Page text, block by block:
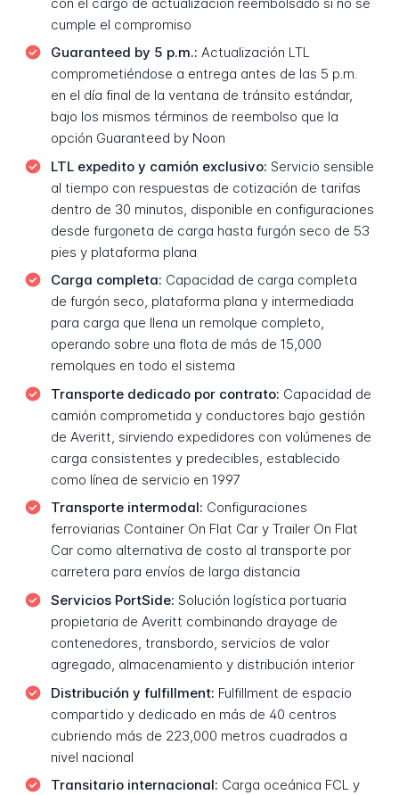
cumple el compromiso
Guaranteed by 5 p.m.: Actualización LTL
comprometiéndose a entrega antes de las 5 p.m.
en el día final de la ventana de tránsito estándar,
bajo los mismos términos de reembolso que la
opción Guaranteed by Noon
LTL expedito y camión exclusivo: Servicio sensible
al tiempo con respuestas de cotización de tarifas
dentro de 30 minutos, disponible en configuraciones
desde furgoneta de carga hasta furgón seco de 53
pies y plataforma plana
Carga completa: Capacidad de carga completa
de furgón seco, plataforma plana y intermediada
para carga que llena un remolque completo,
operando sobre una flota de más de 15,000
remolques en todo el sistema
Transporte dedicado por contrato: Capacidad de
camión comprometida y conductores bajo gestión
de Averitt, sirviendo expedidores con volúmenes de
carga consistentes y predecibles, establecido
como línea de servicio en 1997
Transporte intermodal: Configuraciones
ferroviarias Container On Flat Car y Trailer On Flat
Car como alternativa de costo al transporte por
carretera para envíos de larga distancia
Servicios PortSide: Solución logística portuaria
propietaria de Averitt combinando drayage de
contenedores, transbordo, servicios de valor
agregado, almacenamiento y distribución interior
Distribución y fulfillment: Fulfillment de espacio
compartido y dedicado en más de 40 centros
cubriendo más de 223,000 metros cuadrados a
nivel nacional
Transitario internacional: Carga oceánica FCL y